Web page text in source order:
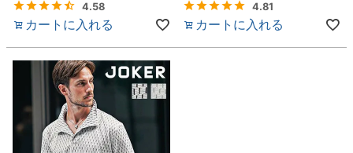
4.58
カートに入れる
4.81
カートに入れる